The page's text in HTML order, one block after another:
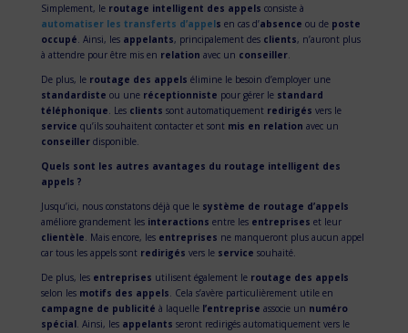
Simplement, le routage intelligent des appels consiste à
automatiser les transferts d’appels en cas d’absence ou de poste
occupé . Ainsi, les appelants, principalement des clients, n’auront plus
à attendre pour être mis en relation avec un conseiller.
De plus, le routage des appels élimine le besoin d’employer une
standardiste ou une réceptionniste pour gérer le standard
téléphonique . Les clients sont automatiquement redirigés vers le
service qu’ils souhaitent contacter et sont mis en relation avec un
conseillerdisponible.
Quels sont les autres avantages du routage intelligent des
appels ?
Jusqu’ici, nous constatons déjà que le système de routage d’appels
améliore grandement les interactions entre les entreprises et leur
clientèle . Mais encore, les entreprises ne manqueront plus aucun appel
car tous les appels sont redirigés vers le service souhaité.
De plus, les entreprises utilisent également le routage des appels
selon les motifs des appels . Cela s’avère particulièrement utile en
campagne de publicité à laquelle l’entreprise associe un numéro
spécial. Ainsi, les appelants seront redirigés automatiquement vers le